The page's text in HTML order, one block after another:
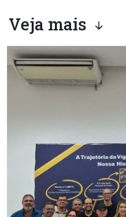
Veja mais